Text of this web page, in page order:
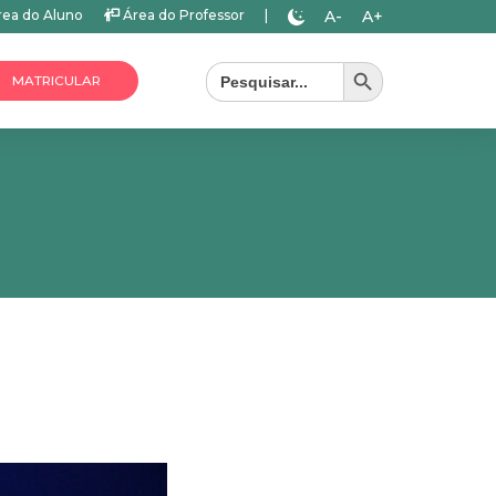
do Aluno Área do Professor A- A+
MATRICULAR
Search
for:
Search Button